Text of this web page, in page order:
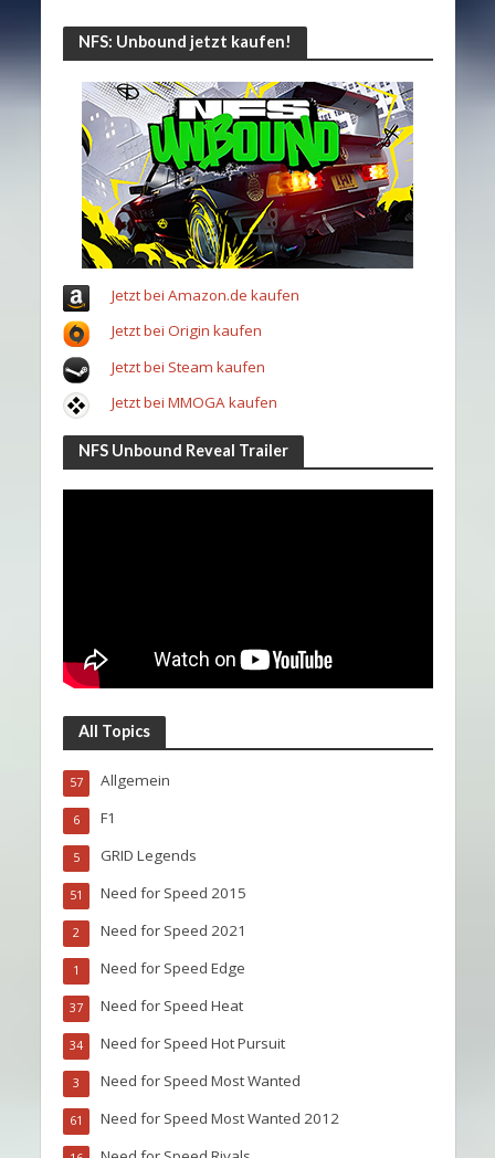
NFS: Unbound jetzt kaufen!
Jetzt bei Amazon.de kaufen
Jetzt bei Origin kaufen
Jetzt bei Steam kaufen
Jetzt bei MMOGA kaufen
NFS Unbound Reveal Trailer
All Topics
Allgemein
57
F1
6
GRID Legends
5
Need for Speed 2015
51
Need for Speed 2021
2
Need for Speed Edge
1
Need for Speed Heat
37
Need for Speed Hot Pursuit
34
Need for Speed Most Wanted
3
Need for Speed Most Wanted 2012
61